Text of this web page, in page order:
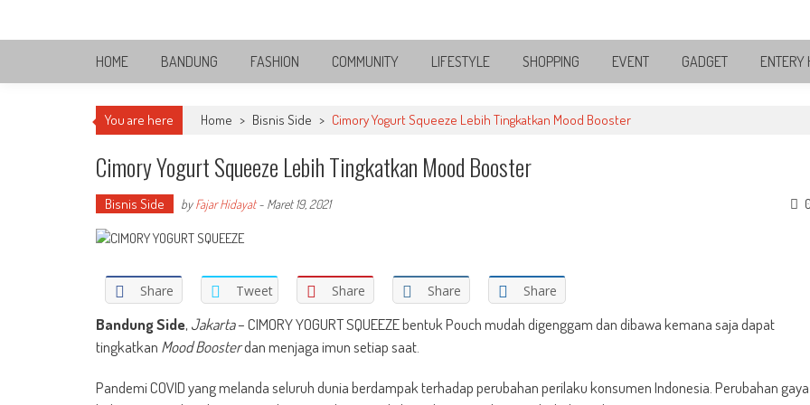
Bandung Side
Sisi Cantik Bandung
HOME BANDUNG FASHION COMMUNITY LIFESTYLE SHOPPING EVENT GADGET ENTERY
You are here Home > Bisnis Side > Cimory Yogurt Squeeze Lebih Tingkatkan Mood Booster
Cimory Yogurt Squeeze Lebih Tingkatkan Mood Booster
Bisnis Side byFajar Hidayat- Maret 19, 2021 0
Share Tweet Share Share Share
Bandung Side, Jakarta– CIMORY YOGURT SQUEEZE bentuk Pouch mudah digenggam dan dibawa kemana saja dapat
tingkatkan Mood Boosterdan menjaga imun setiap saat.
Pandemi COVID yang melanda seluruh dunia berdampak terhadap perubahan perilaku konsumen Indonesia. Perubahan gaya